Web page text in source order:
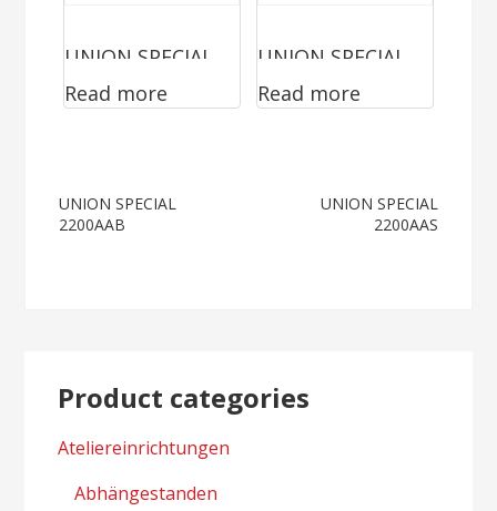
UNION SPECIAL
2200AAB
Read more
UNION SPECIAL
2200LA
Read more
Post
UNION SPECIAL
2200AAB
UNION SPECIAL
2200AAS
Product categories
Ateliereinrichtungen
Abhängestanden